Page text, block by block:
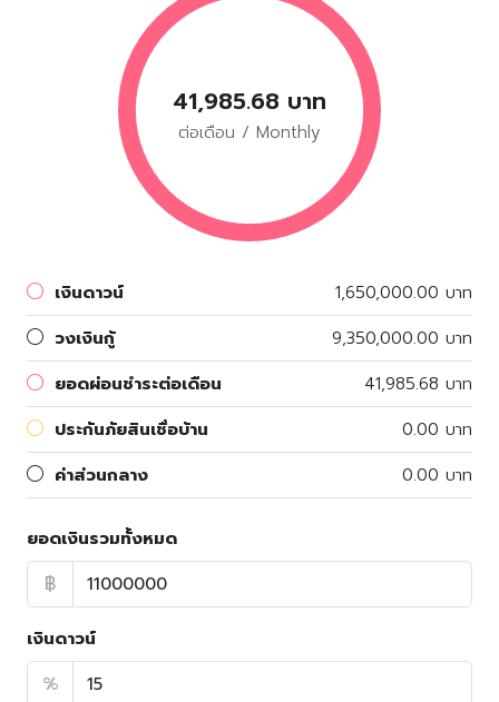
41,985.68 บาท
ต่อเดือน / Monthly
เงินดาวน์
1,650,000.00 บาท
วงเงินกู้
9,350,000.00 บาท
ยอดผ่อนชำระต่อเดือน
41,985.68 บาท
ประกันภัยสินเชื่อบ้าน
0.00 บาท
ค่าส่วนกลาง
0.00 บาท
ยอดเงินรวมทั้งหมด
฿
เงินดาวน์
%